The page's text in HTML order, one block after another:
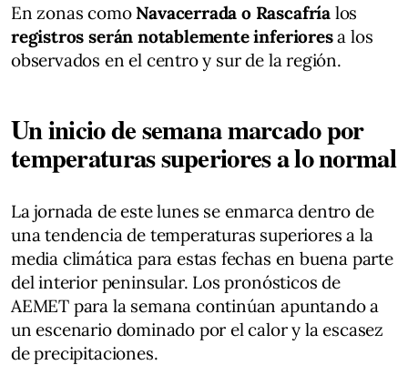
En zonas comoNavacerrada o Rascafríalos
registros serán notablemente inferioresa los
observados en el centro y sur de la región.
Un inicio de semana marcado por
temperaturas superiores a lo normal
La jornada de este lunes se enmarca dentro de
una tendencia de temperaturas superiores a la
media climática para estas fechas en buena parte
del interior peninsular. Los pronósticos de
AEMET para la semana continúan apuntando a
un escenario dominado por el calor y la escasez
de precipitaciones.